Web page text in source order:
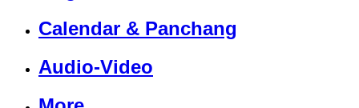
Calendar & Panchang
Audio-Video